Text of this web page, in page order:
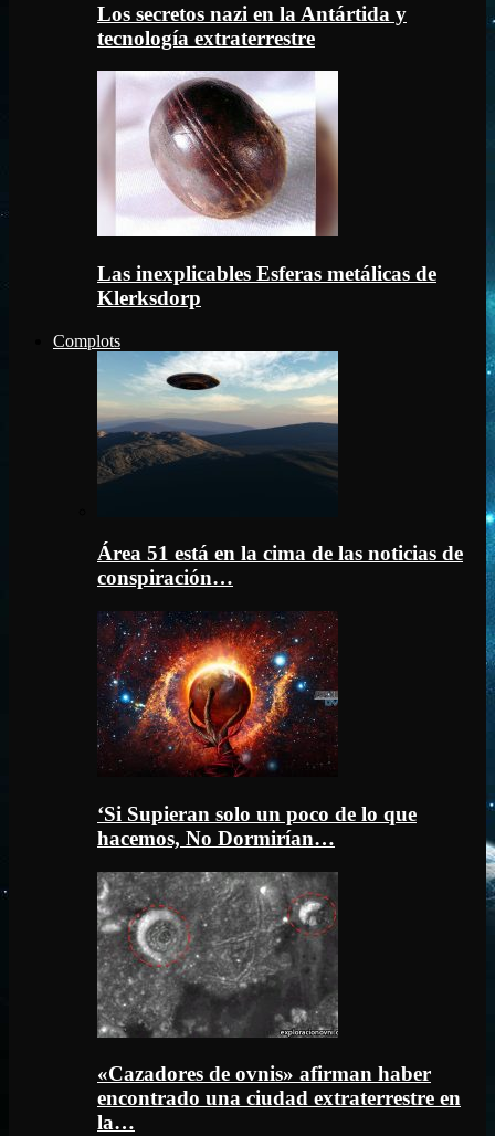
Los secretos nazi en la Antártida y
tecnología extraterrestre
Las inexplicables Esferas metálicas de
Klerksdorp
Complots
Área 51 está en la cima de las noticias de
conspiración…
‘Si Supieran solo un poco de lo que
hacemos, No Dormirían…
«Cazadores de ovnis» afirman haber
encontrado una ciudad extraterrestre en
la…